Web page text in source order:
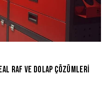
RAF VE DOLAP ÇÖZÜMLERI